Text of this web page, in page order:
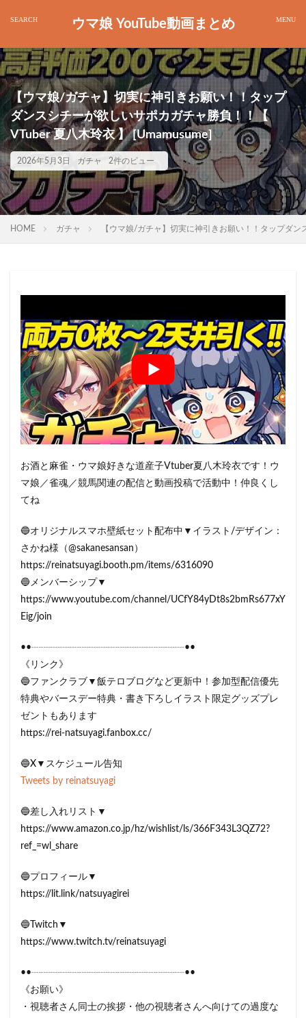
ウマ娘 YouTube動画まとめ
【ウマ娘/ガチャ】切実に神引きお願い！！タップ
ダンスシチーが欲しいサポカガチャ勝負！！【
VTuber 夏八木玲衣 】 [Umamusume]
2026年5月3日 ガチャ 2件のビュー
HOME ガチャ 【ウマ娘/ガチャ】切実に神引きお願い！！タップダ
お酒と麻雀・ウマ娘好きな道産子Vtuber夏八木玲衣です！ウ
マ娘／雀魂／競馬関連の配信と動画投稿で活動中！仲良くし
てね
🔵オリジナルスマホ壁紙セット配布中▼イラスト/デザイン：
さかね様（@sakanesansan）
https://reinatsuyagi.booth.pm/items/6316090
🔵メンバーシップ▼
https://www.youtube.com/channel/UCfY84yDt8s2bmRs677xY
Eig/join
••┈┈┈┈┈┈┈┈┈┈┈┈┈┈┈┈••
《リンク》
🔵ファンクラブ▼飯テロブログなど更新中！参加型配信優先
特典やバースデー特典・書き下ろしイラスト限定グッズプレ
ゼントもあります
https://rei-natsuyagi.fanbox.cc/
🔵X▼スケジュール告知
Tweets by reinatsuyagi
🔵差し入れリスト▼
https://www.amazon.co.jp/hz/wishlist/ls/366F343L3QZ72?
ref_=wl_share
🔵プロフィール▼
https://lit.link/natsuyagirei
🔵Twitch▼
https://www.twitch.tv/reinatsuyagi
••┈┈┈┈┈┈┈┈┈┈┈┈┈┈┈┈••
《お願い》
・視聴者さん同士の挨拶・他の視聴者さんへ向けての過度な